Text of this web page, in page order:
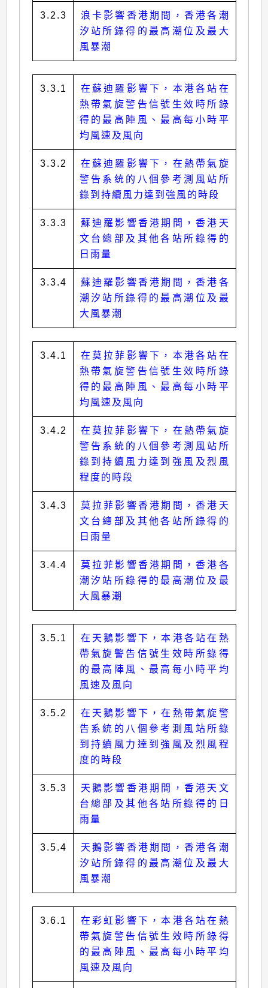
3.2.3
浪卡影響香港期間，香港各潮
汐站所錄得的最高潮位及最大
風暴潮
3.3.1
在蘇迪羅影響下，本港各站在
熱帶氣旋警告信號生效時所錄
得的最高陣風、最高每小時平
均風速及風向
3.3.2
在蘇迪羅影響下，在熱帶氣旋
警告系统的八個參考測風站所
錄到持續風力達到強風的時段
3.3.3
蘇迪羅影響香港期間，香港天
文台總部及其他各站所錄得的
日雨量
3.3.4
蘇迪羅影響香港期間，香港各
潮汐站所錄得的最高潮位及最
大風暴潮
3.4.1
在莫拉菲影響下，本港各站在
熱帶氣旋警告信號生效時所錄
得的最高陣風、最高每小時平
均風速及風向
3.4.2
在莫拉菲影響下，在熱帶氣旋
警告系統的八個參考測風站所
錄到持續風力達到強風及烈風
程度的時段
3.4.3
莫拉菲影響香港期間，香港天
文台總部及其他各站所錄得的
日雨量
3.4.4
莫拉菲影響香港期間，香港各
潮汐站所錄得的最高潮位及最
大風暴潮
3.5.1
在天鵝影響下，本港各站在熱
帶氣旋警告信號生效時所錄得
的最高陣風、最高每小時平均
風速及風向
3.5.2
在天鵝影響下，在熱帶氣旋警
告系統的八個參考測風站所錄
到持續風力達到強風及烈風程
度的時段
3.5.3
天鵝影響香港期間，香港天文
台總部及其他各站所錄得的日
雨量
3.5.4
天鵝影響香港期間，香港各潮
汐站所錄得的最高潮位及最大
風暴潮
3.6.1
在彩虹影響下，本港各站在熱
帶氣旋警告信號生效時所錄得
的最高陣風、最高每小時平均
風速及風向